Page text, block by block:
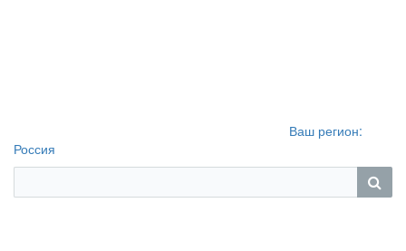
Ваш регион:
Россия